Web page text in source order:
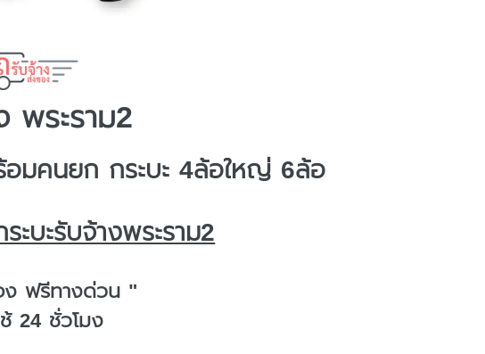
พระราม2
มคนยก กระบะ 4ล้อใหญ่ 6ล้อ
ะบะรับจ้างพระราม2
ฟรีทางด่วน "
24 ชั่วโมง